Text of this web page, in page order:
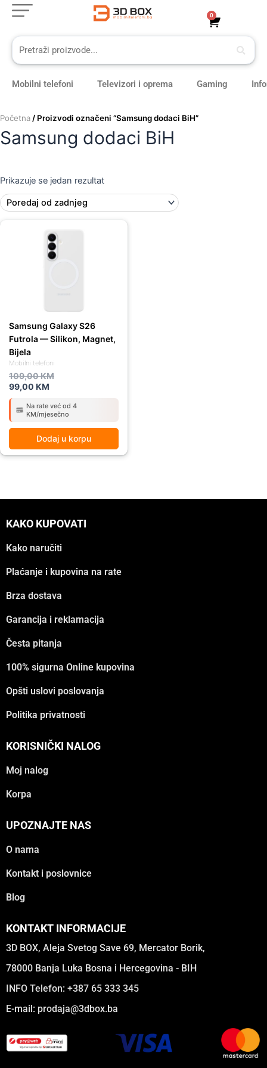
Skip
content
0
Cart
Mobilni telefoni Televizori i oprema Gaming
Početna / Proizvodi označeni “Samsung dodaci BiH”
Samsung dodaci BiH
Prikazuje se jedan rezultat
Mobilni telefoni
Samsung Galaxy S26
Futrola — Silikon, Magnet,
Bijela
109,00KM
109,00 KM.
99,00 KM
99,00 KM.
Na rate već od 4
KM/mjesečno
Dodaj u korpu
KAKO KUPOVATI
Kako naručiti
Plaćanje i kupovina na rate
Brza dostava
Garancija i reklamacija
Česta pitanja
100% sigurna Online kupovina
Opšti uslovi poslovanja
Politika privatnosti
KORISNIČKI NALOG
Moj nalog
Korpa
UPOZNAJTE NAS
O nama
Kontakt i poslovnice
Blog
KONTAKT INFORMACIJE
3D BOX, Aleja Svetog Save 69, Mercator Borik,
78000 Banja Luka Bosna i Hercegovina - BIH
INFO Telefon: +387 65 333 345
E-mail: prodaja@3dbox.ba